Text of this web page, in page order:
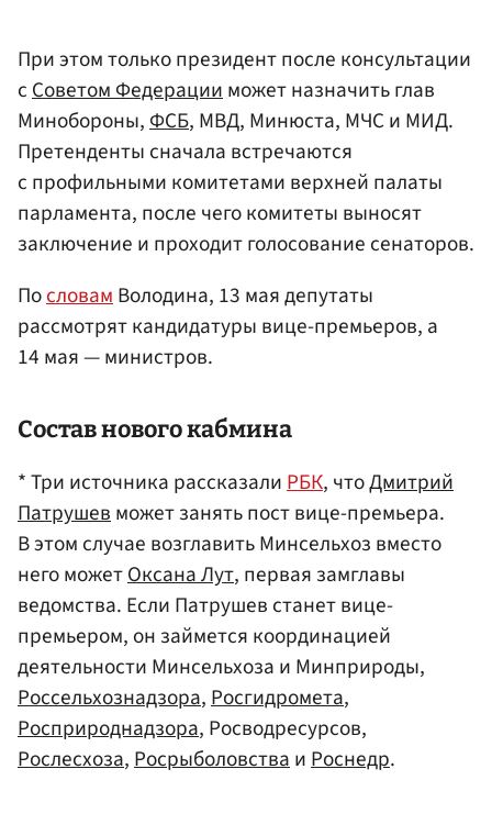
При этом только президент после консультации
с Советом Федерации может назначить глав
Минобороны, ФСБ, МВД, Минюста, МЧС и МИД.
Претенденты сначала встречаются
с профильными комитетами верхней палаты
парламента, после чего комитеты выносят
заключение и проходит голосование сенаторов.
ПословамВолодина, 13 мая депутаты
рассмотрят кандидатуры вице-премьеров, а
14 мая — министров.
Состав нового кабмина
* Три источника рассказалиРБК, чтоДмитрий
Патрушевможет занять пост вице-премьера.
В этом случае возглавить Минсельхоз вместо
него можетОксана Лут, первая замглавы
ведомства. Если Патрушев станет вице-
премьером, он займется координацией
деятельности Минсельхоза и Минприроды,
Россельхознадзора,Росгидромета,
Росприроднадзора, Росводресурсов,
Рослесхоза,РосрыболовстваиРоснедр.